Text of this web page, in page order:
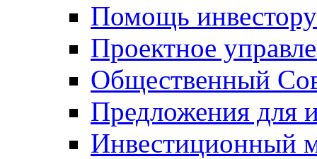
Помощь инвестору
Проектное
Общественный
Предложения для
Инвестиционный